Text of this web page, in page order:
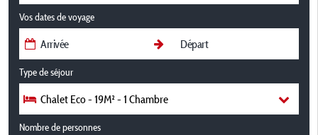
Vos dates de voyage
Type de séjour
Chalet Eco - 19M² - 1 Chambre
Nombre de personnes